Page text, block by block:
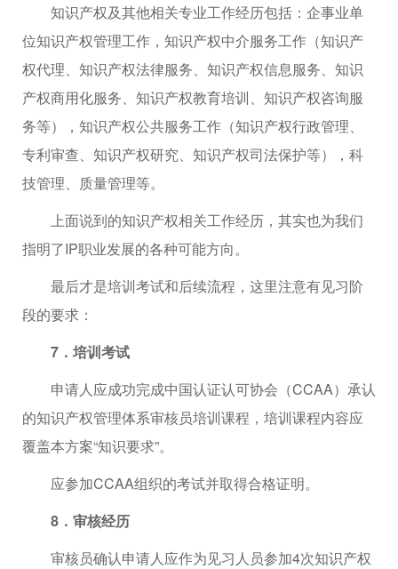
知识产权及其他相关专业工作经历包括：企事业单
位知识产权管理工作，知识产权中介服务工作（知识产
权代理、知识产权法律服务、知识产权信息服务、知识
产权商用化服务、知识产权教育培训、知识产权咨询服
务等），知识产权公共服务工作（知识产权行政管理、
专利审查、知识产权研究、知识产权司法保护等），科
技管理、质量管理等。
上面说到的知识产权相关工作经历，其实也为我们
指明了IP职业发展的各种可能方向。
最后才是培训考试和后续流程，这里注意有见习阶
段的要求：
7．培训考试
申请人应成功完成中国认证认可协会（CCAA）承认
的知识产权管理体系审核员培训课程，培训课程内容应
覆盖本方案“知识要求”。
应参加CCAA组织的考试并取得合格证明。
8．审核经历
审核员确认申请人应作为见习人员参加4次知识产权